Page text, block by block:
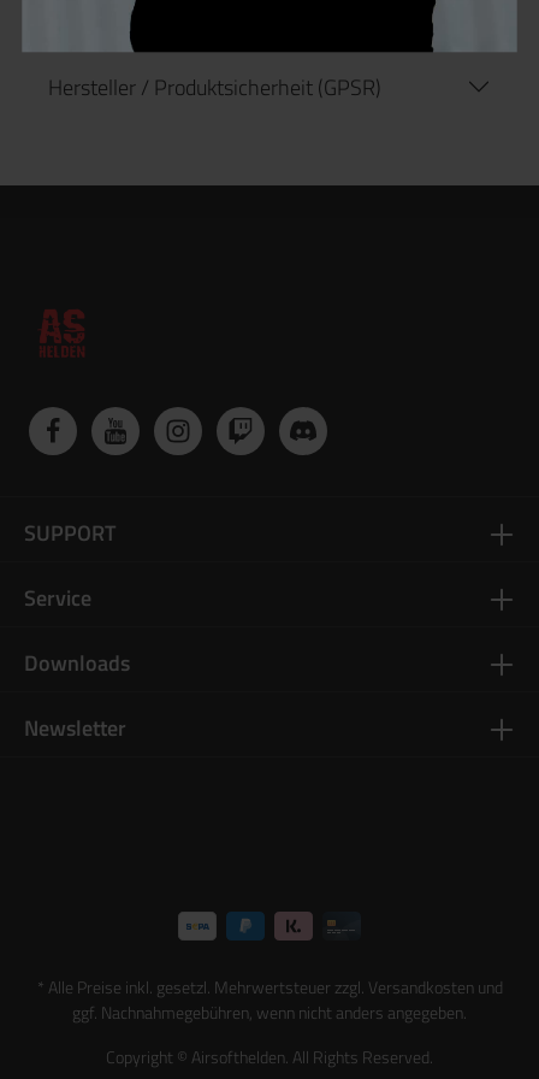
Hersteller / Produktsicherheit (GPSR)
Newsletter
SUPPORT
Service
Downloads
Copyright © Airsofthelden. All Rights Reserved.
* Alle Preise inkl. gesetzl. Mehrwertsteuer zzgl. Versandkostenund
ggf. Nachnahmegebühren, wenn nicht anders angegeben.